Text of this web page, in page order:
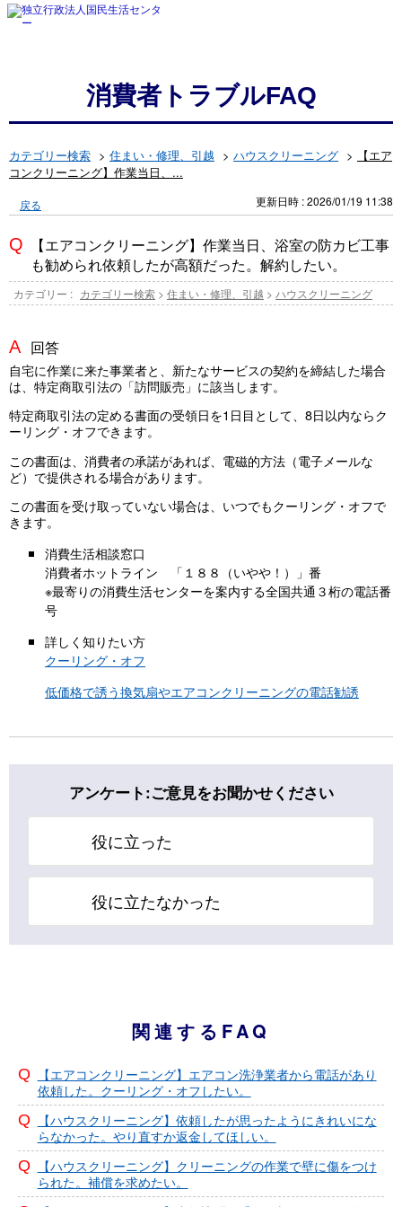
消費者トラブルFAQ
カテゴリー検索 > 住まい・修理、引越 > ハウスクリーニング >
【エア
コンクリーニング】作業当日、...
戻る 更新日時 : 2026/01/19 11:38
【エアコンクリーニング】作業当日、浴室の防カビ工事
も勧められ依頼したが高額だった。解約したい。
カテゴリー : カテゴリー検索 > 住まい・修理、引越 > ハウスクリーニング
回答
自宅に作業に来た事業者と、新たなサービスの契約を締結した場合
は、特定商取引法の「訪問販売」に該当します。
特定商取引法の定める書面の受領日を1日目として、8日以内ならク
ーリング・オフできます。
この書面は、消費者の承諾があれば、電磁的方法（電子メールな
ど）で提供される場合があります。
この書面を受け取っていない場合は、いつでもクーリング・オフで
きます。
消費生活相談窓口
消費者ホットライン 「１８８（いやや！）」番
※最寄りの消費生活センターを案内する全国共通３桁の電話番
号
詳しく知りたい方
クーリング・オフ
低価格で誘う換気扇やエアコンクリーニングの電話勧誘
アンケート:ご意見をお聞かせください
役に立った
役に立たなかった
関連するFAQ
【エアコンクリーニング】エアコン洗浄業者から電話があり
依頼した。クーリング・オフしたい。
【ハウスクリーニング】依頼したが思ったようにきれいにな
らなかった。やり直すか返金してほしい。
【ハウスクリーニング】クリーニングの作業で壁に傷をつけ
られた。補償を求めたい。